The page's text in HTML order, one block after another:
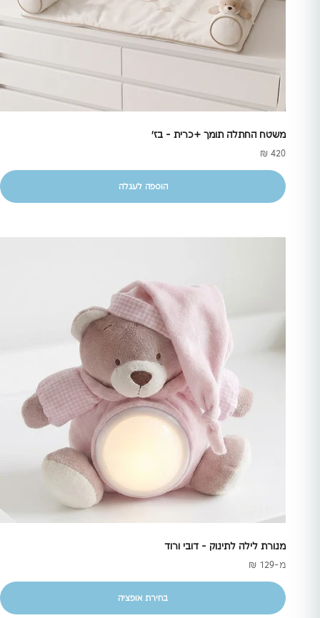
משטח החתלה תומך +כרית - בז'
מחיר מבצע
420 ₪
הוספה לעגלה
מנורת לילה לתינוק - דובי ורוד
מחיר מבצע
מ-129 ₪
בחירת אופציה